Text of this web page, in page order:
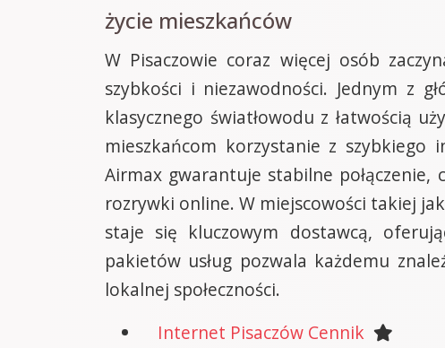
życie mieszkańców
W Pisaczowie coraz więcej osób
szybkości i niezawodności. Jednym z
klasycznego światłowodu z łatwością
mieszkańcom korzystanie z
Airmax gwarantuje stabilne
rozrywki online. W miejscowości takiej
staje się kluczowym dostawcą,
pakietów usług pozwala każdemu
lokalnej społeczności.
Internet Pisaczów Cennik